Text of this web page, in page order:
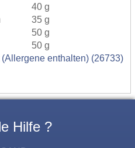
40 g
35 g
50 g
50 g
enthalten) (26733)
Hilfe ?